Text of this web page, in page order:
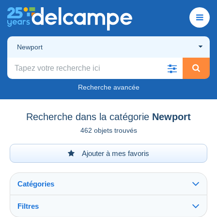
Newport
Recherche avancée
Recherche dans la catégorie Newport
462 objets trouvés
Ajouter à mes favoris
Catégories
Filtres